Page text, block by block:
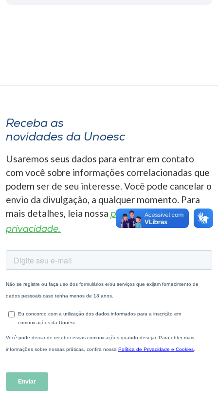
Selecione
o idioma
Receba as
novidades da Unoesc
Usaremos seus dados para entrar em contato
com você sobre informações correlacionadas que
podem ser de seu interesse. Você pode cancelar o
envio da divulgação, a qualquer momento. Para
mais detalhes, leia nossa política de
privacidade.